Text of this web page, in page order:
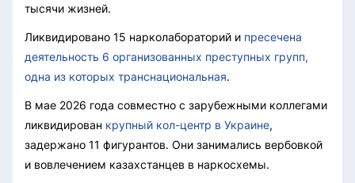
тысячи жизней.
Ликвидировано 15 нарколабораторий и пресечена
деятельность 6 организованных преступных групп,
одна из которых транснациональная.
В мае 2026 года совместно с зарубежными коллегами
ликвидирован крупный кол-центр в Украине,
задержано 11 фигурантов. Они занимались вербовкой
и вовлечением казахстанцев в наркосхемы.